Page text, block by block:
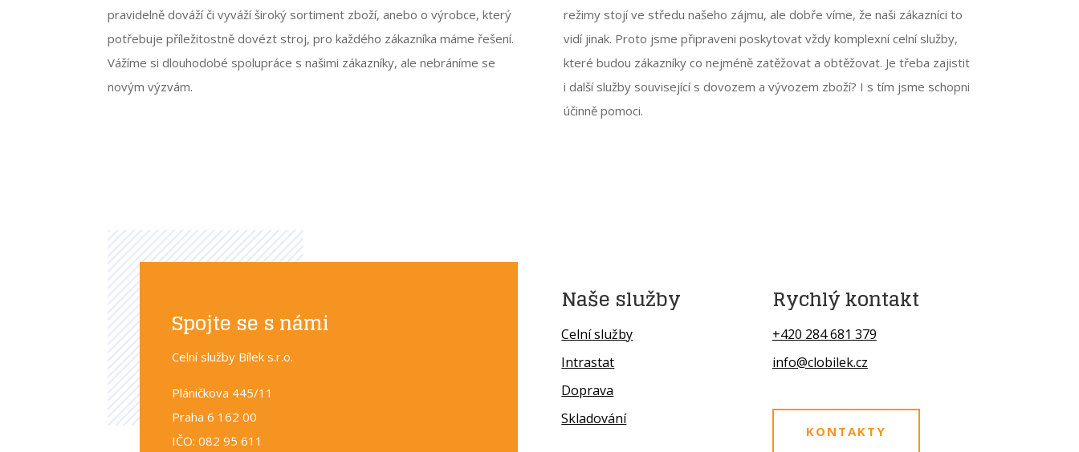
pravidelně dováží či vyváží široký sortiment zboží, anebo o výrobce, který
potřebuje příležitostně dovézt stroj, pro každého zákazníka máme řešení.
Vážíme si dlouhodobé spolupráce s našimi zákazníky, ale nebráníme se
novým výzvám.
režimy stojí ve středu našeho zájmu, ale dobře víme, že naši zákazníci to
vidí jinak. Proto jsme připraveni poskytovat vždy komplexní celní služby,
které budou zákazníky co nejméně zatěžovat a obtěžovat. Je třeba zajistit
i další služby související s dovozem a vývozem zboží? I s tím jsme schopni
účinně pomoci.
Spojte se s námi
Celní služby Bílek s.r.o.
Pláničkova 445/11
Praha 6 162 00
IČO: 082 95 611
Naše služby
Celní služby
Intrastat
Doprava
Skladování
Rychlý kontakt
+420 284 681 379
info@clobilek.cz
KONTAKTY